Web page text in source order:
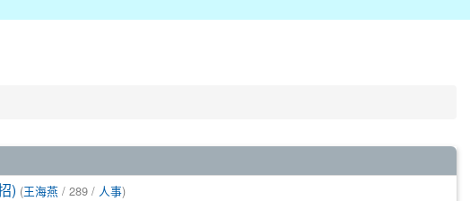
) (王海燕 / 289 / 人事)